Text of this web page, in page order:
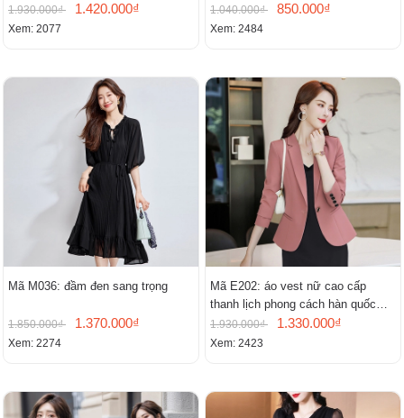
mới
1.930.000₫ 1.420.000₫
Xem: 2077
1.040.000₫ 850.000₫
Xem: 2484
Mã M036: đầm đen sang trọng
1.850.000₫ 1.370.000₫
Xem: 2274
Mã E202: áo vest nữ cao cấp
thanh lịch phong cách hàn quốc
mới
1.930.000₫ 1.330.000₫
Xem: 2423